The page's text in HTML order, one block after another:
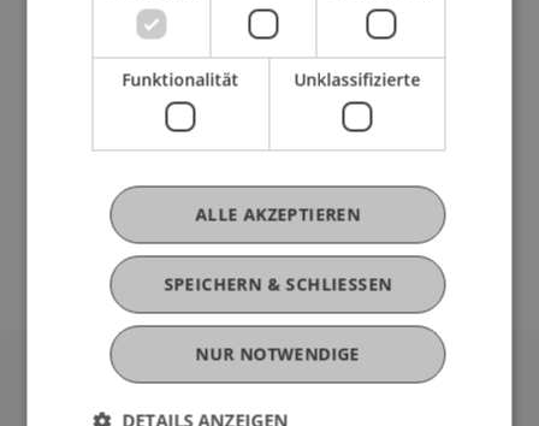
Sommersemester 2025
Funktionalität Unklassifizierte
SPEICHERN & SCHLIESSEN
ALLE AKZEPTIEREN
NUR NOTWENDIGE
DETAILS ANZEIGEN